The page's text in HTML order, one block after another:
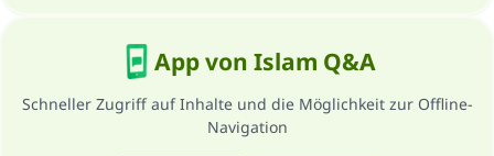
App von Islam Q&A
Schneller Zugriff auf Inhalte und die Möglichkeit zur Offline-
Navigation